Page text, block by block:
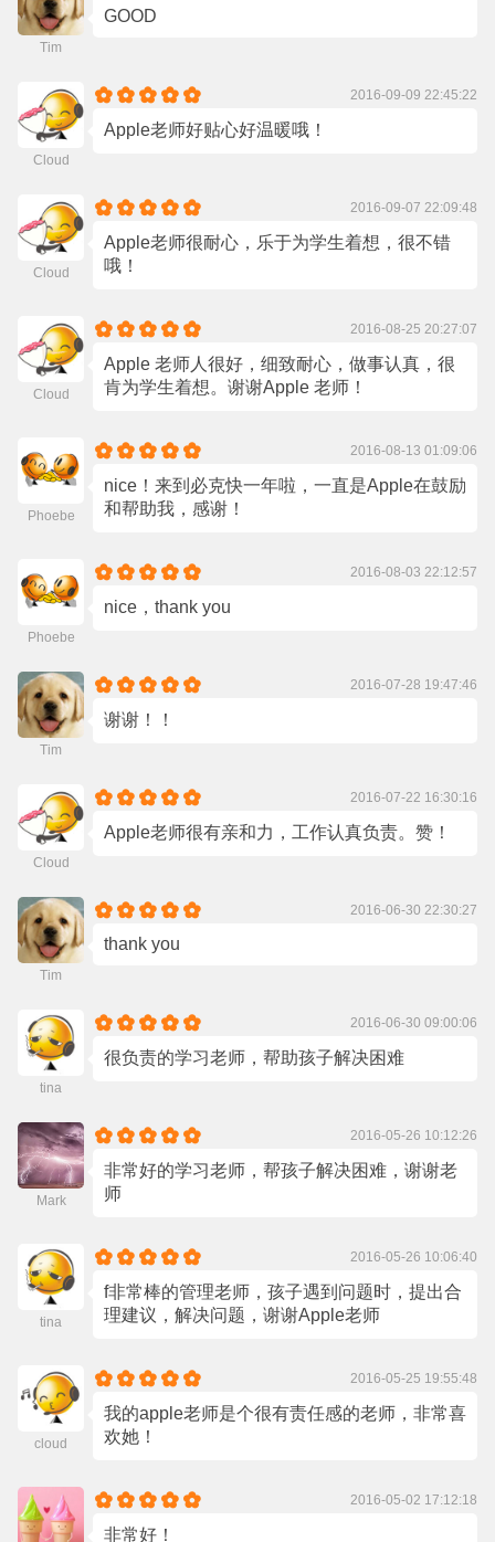
Tim
GOOD
Cloud
2016-09-09 22:45:22
Apple老师好贴心好温暖哦！
Cloud
2016-09-07 22:09:48
Apple老师很耐心，乐于为学生着想，很不错
哦！
Cloud
2016-08-25 20:27:07
Apple 老师人很好，细致耐心，做事认真，很
肯为学生着想。谢谢Apple 老师！
Phoebe
2016-08-13 01:09:06
nice！来到必克快一年啦，一直是Apple在鼓励
和帮助我，感谢！
Phoebe
2016-08-03 22:12:57
nice，thank you
Tim
2016-07-28 19:47:46
谢谢！！
Cloud
2016-07-22 16:30:16
Apple老师很有亲和力，工作认真负责。赞！
Tim
2016-06-30 22:30:27
thank you
tina
2016-06-30 09:00:06
很负责的学习老师，帮助孩子解决困难
Mark
2016-05-26 10:12:26
非常好的学习老师，帮孩子解决困难，谢谢老
师
tina
2016-05-26 10:06:40
f非常棒的管理老师，孩子遇到问题时，提出合
理建议，解决问题，谢谢Apple老师
cloud
2016-05-25 19:55:48
我的apple老师是个很有责任感的老师，非常喜
欢她！
2016-05-02 17:12:18
非常好！